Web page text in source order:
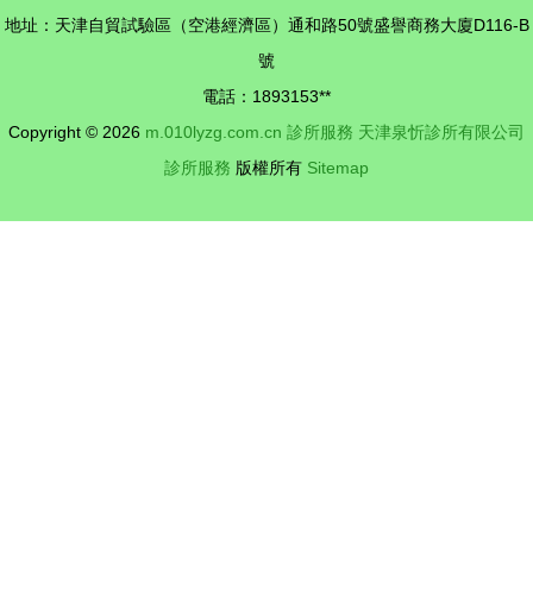
地址：天津自貿試驗區（空港經濟區）通和路50號盛譽商務大廈D116-B
號
電話：1893153**
Copyright © 2026 m.010lyzg.com.cn 診所服務 天津泉忻診所有限公司
診所服務 版權所有 Sitemap